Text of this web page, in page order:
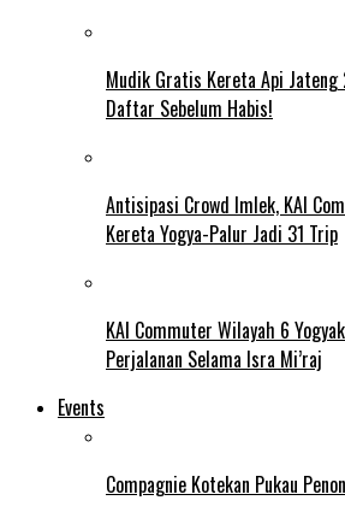
Mudik Gratis Kereta Api
Daftar Sebelum Habis!
Antisipasi Crowd Imlek, KAI
Kereta Yogya-Palur Jadi 31 Trip
KAI Commuter Wilayah 6
Perjalanan Selama Isra Mi’raj
Events
Compagnie Kotekan Pukau